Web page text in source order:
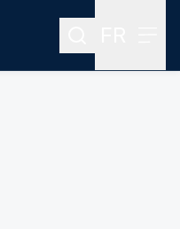
Rechercher